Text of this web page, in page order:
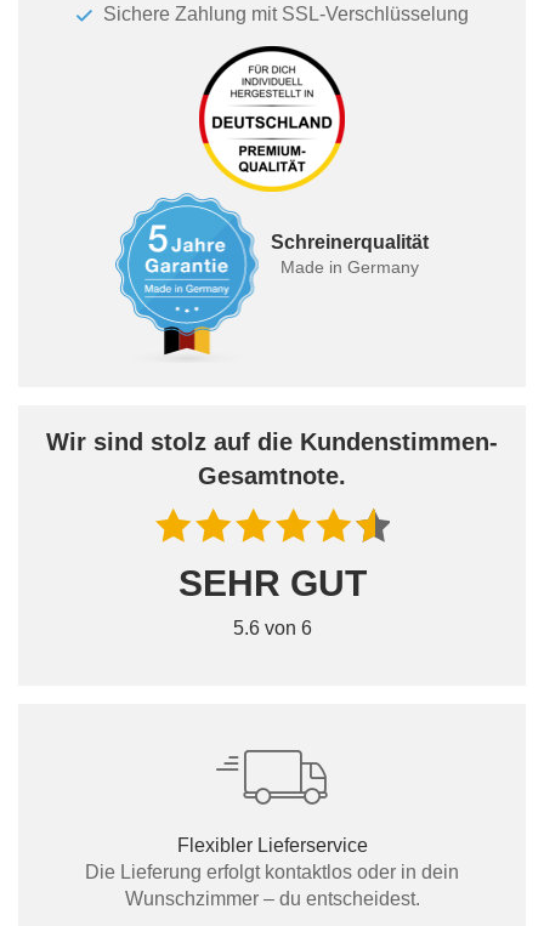
Sichere Zahlung mit SSL-Verschlüsselung
Schreinerqualität
Made in Germany
Wir sind stolz auf die Kundenstimmen-
Gesamtnote.
SEHR GUT
5.6 von 6
Flexibler Lieferservice
Die Lieferung erfolgt kontaktlos oder in dein
Wunschzimmer – du entscheidest.